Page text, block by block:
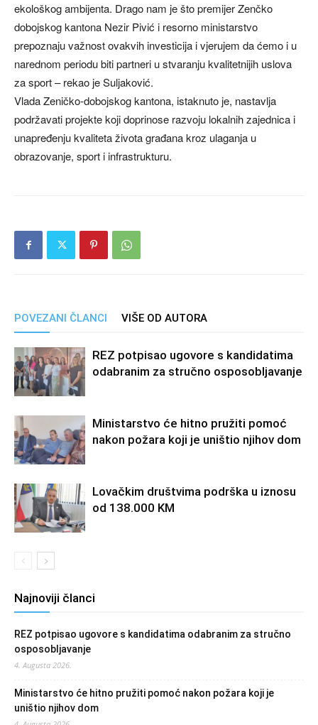
ekološkog ambijenta. Drago nam je što premijer Zenčko
dobojskog kantona Nezir Pivić i resorno ministarstvo
prepoznaju važnost ovakvih investicija i vjerujem da ćemo i u
narednom periodu biti partneri u stvaranju kvalitetnijih uslova
za sport – rekao je Suljaković.
Vlada Zeničko-dobojskog kantona, istaknuto je, nastavlja
podržavati projekte koji doprinose razvoju lokalnih zajednica i
unapređenju kvaliteta života građana kroz ulaganja u
obrazovanje, sport i infrastrukturu.
POVEZANI ČLANCI VIŠE OD AUTORA
REZ potpisao ugovore s kandidatima
odabranim za stručno osposobljavanje
Ministarstvo će hitno pružiti pomoć
nakon požara koji je uništio njihov dom
Lovačkim društvima podrška u iznosu
od 138.000 KM
Najnoviji članci
REZ potpisao ugovore s kandidatima odabranim za stručno
osposobljavanje
4. Augusta 2026.
Ministarstvo će hitno pružiti pomoć nakon požara koji je
uništio njihov dom